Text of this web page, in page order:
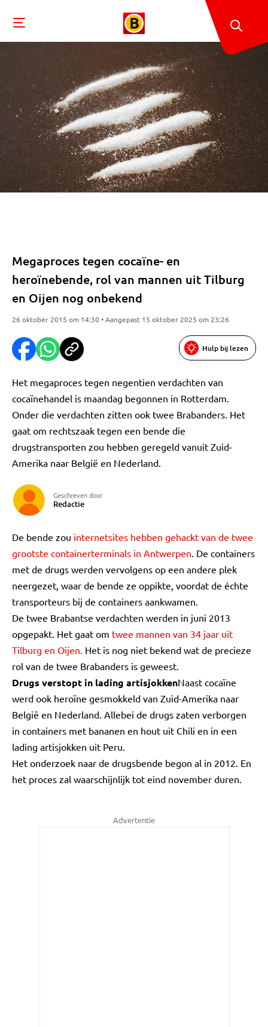
Megaproces tegen cocaïne- en
heroïnebende, rol van mannen uit Tilburg
en Oijen nog onbekend
26 oktober 2015 om 14:30 • Aangepast 15 oktober 2025 om 23:26
Hulp bij lezen
Het megaproces tegen negentien verdachten van
cocaïnehandel is maandag begonnen in Rotterdam.
Onder die verdachten zitten ook twee Brabanders. Het
gaat om rechtszaak tegen een bende die
drugstransporten zou hebben geregeld vanuit Zuid-
Amerika naar België en Nederland.
Geschreven door
Redactie
De bende zou internetsites hebben gehackt van de twee
grootste containerterminals in Antwerpen. De containers
met de drugs werden vervolgens op een andere plek
neergezet, waar de bende ze oppikte, voordat de échte
transporteurs bij de containers aankwamen.
De twee Brabantse verdachten werden in juni 2013
opgepakt. Het gaat om twee mannen van 34 jaar uit
Tilburg en Oijen. Het is nog niet bekend wat de precieze
rol van de twee Brabanders is geweest.
Drugs verstopt in lading artisjokkenNaast cocaïne
werd ook heroïne gesmokkeld van Zuid-Amerika naar
België en Nederland. Allebei de drugs zaten verborgen
in containers met bananen en hout uit Chili en in een
lading artisjokken uit Peru.
Het onderzoek naar de drugsbende begon al in 2012. En
het proces zal waarschijnlijk tot eind november duren.
Advertentie